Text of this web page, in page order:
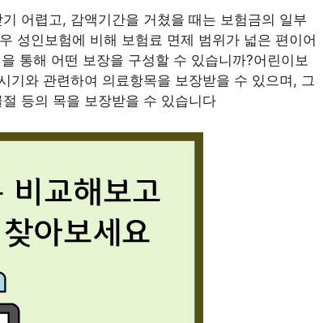
어렵고, 감액기간을 거쳤을 때는 보험금의 일부
성인보험에 비해 보험료 면제 범위가 넓은 편이어
통해 어떤 보장을 구성할 수 있습니까?어린이보
기와 관련하여 의료항목을 보장받을 수 있으며, 그
등의 목을 보장받을 수 있습니다